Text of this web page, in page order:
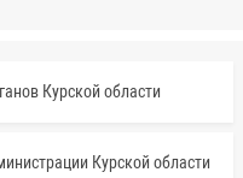
Курской области
Курской области